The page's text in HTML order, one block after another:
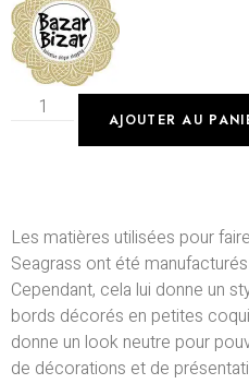
AJOUTER AU
Les matières utilisées pour
Seagrass ont été
Cependant, cela lui donne un
bords décorés en petites
donne un look neutre pour
de décorations et de